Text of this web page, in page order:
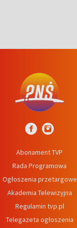
Abonament TVP
Rada Programowa
Ogłoszenia przetargowe
Akademia Telewizyjna
Regulamin tvp.pl
Telegazeta ogłoszenia